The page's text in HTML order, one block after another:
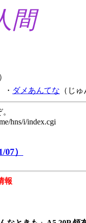
間
ダメあんてな （じ
hns/i/index.cgi
）
報